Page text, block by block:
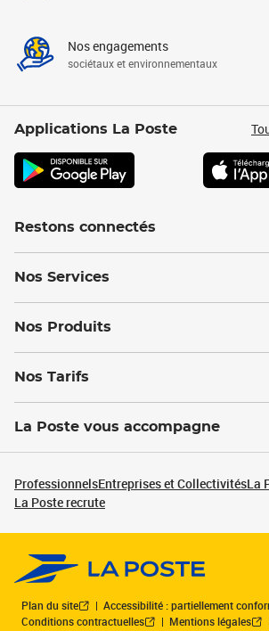
Nos engagements
sociétaux et environnementaux
Applications La Poste
Restons connectés
Nos Services
Nos Produits
Nos Tarifs
La Poste vous accompagne
ProfessionnelsEntreprises et CollectivitésLa
La Poste recrute
Plan du site
Accessibilité : partiellement
Conditions contractuelles
Mentions légales